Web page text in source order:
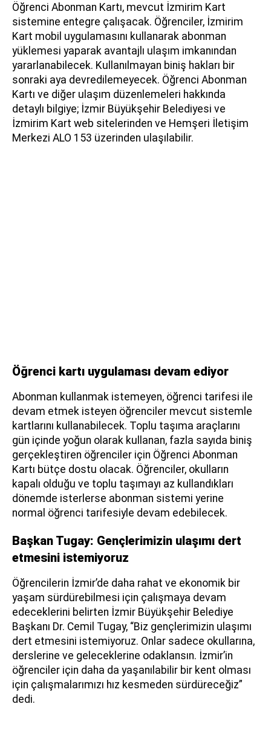
Öğrenci Abonman Kartı, mevcut İzmirim Kart
sistemine entegre çalışacak. Öğrenciler, İzmirim
Kart mobil uygulamasını kullanarak abonman
yüklemesi yaparak avantajlı ulaşım imkanından
yararlanabilecek. Kullanılmayan biniş hakları bir
sonraki aya devredilemeyecek. Öğrenci Abonman
Kartı ve diğer ulaşım düzenlemeleri hakkında
detaylı bilgiye; İzmir Büyükşehir Belediyesi ve
İzmirim Kart web sitelerinden ve Hemşeri İletişim
Merkezi ALO 153 üzerinden ulaşılabilir.
Öğrenci kartı uygulaması devam ediyor
Abonman kullanmak istemeyen, öğrenci tarifesi ile
devam etmek isteyen öğrenciler mevcut sistemle
kartlarını kullanabilecek. Toplu taşıma araçlarını
gün içinde yoğun olarak kullanan, fazla sayıda biniş
gerçekleştiren öğrenciler için Öğrenci Abonman
Kartı bütçe dostu olacak. Öğrenciler, okulların
kapalı olduğu ve toplu taşımayı az kullandıkları
dönemde isterlerse abonman sistemi yerine
normal öğrenci tarifesiyle devam edebilecek.
Başkan Tugay: Gençlerimizin ulaşımı dert
etmesini istemiyoruz
Öğrencilerin İzmir’de daha rahat ve ekonomik bir
yaşam sürdürebilmesi için çalışmaya devam
edeceklerini belirten İzmir Büyükşehir Belediye
Başkanı Dr. Cemil Tugay, “Biz gençlerimizin ulaşımı
dert etmesini istemiyoruz. Onlar sadece okullarına,
derslerine ve geleceklerine odaklansın. İzmir’in
öğrenciler için daha da yaşanılabilir bir kent olması
için çalışmalarımızı hız kesmeden sürdüreceğiz”
dedi.